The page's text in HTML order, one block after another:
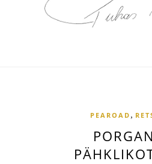
PEAROAD ,